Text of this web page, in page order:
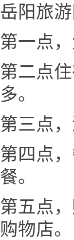
岳阳旅
第一点
第二点
多。
第三点
第四点
餐。
第五点
购物店。